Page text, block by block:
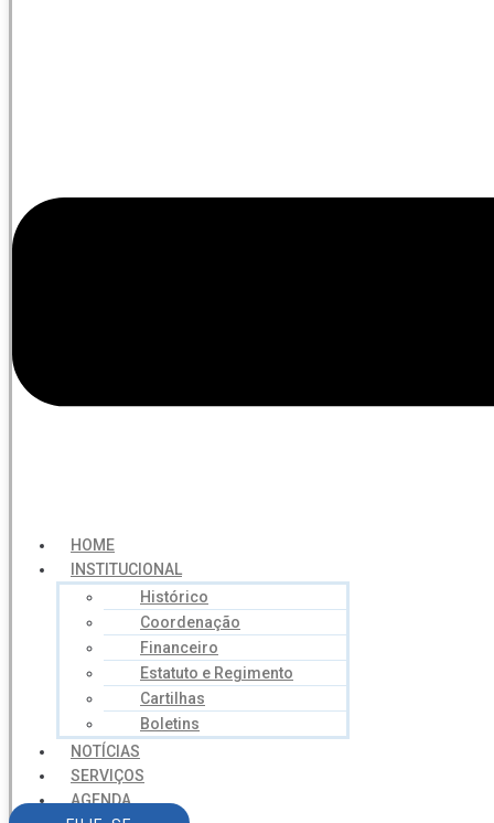
HOME
INSTITUCIONAL
Histórico
Coordenação
Financeiro
Estatuto e Regimento
Cartilhas
Boletins
NOTÍCIAS
SERVIÇOS
AGENDA